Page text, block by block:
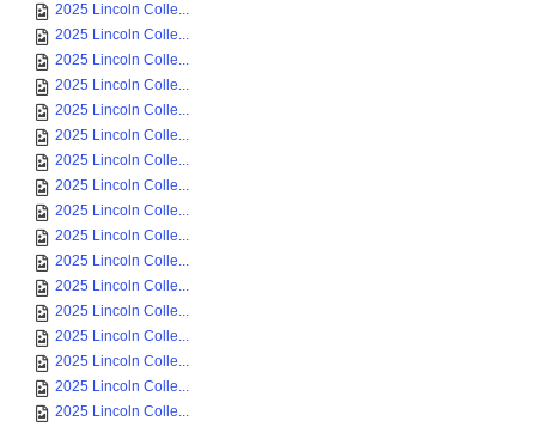
2025 Lincoln Colle...
2025 Lincoln Colle...
2025 Lincoln Colle...
2025 Lincoln Colle...
2025 Lincoln Colle...
2025 Lincoln Colle...
2025 Lincoln Colle...
2025 Lincoln Colle...
2025 Lincoln Colle...
2025 Lincoln Colle...
2025 Lincoln Colle...
2025 Lincoln Colle...
2025 Lincoln Colle...
2025 Lincoln Colle...
2025 Lincoln Colle...
2025 Lincoln Colle...
2025 Lincoln Colle...